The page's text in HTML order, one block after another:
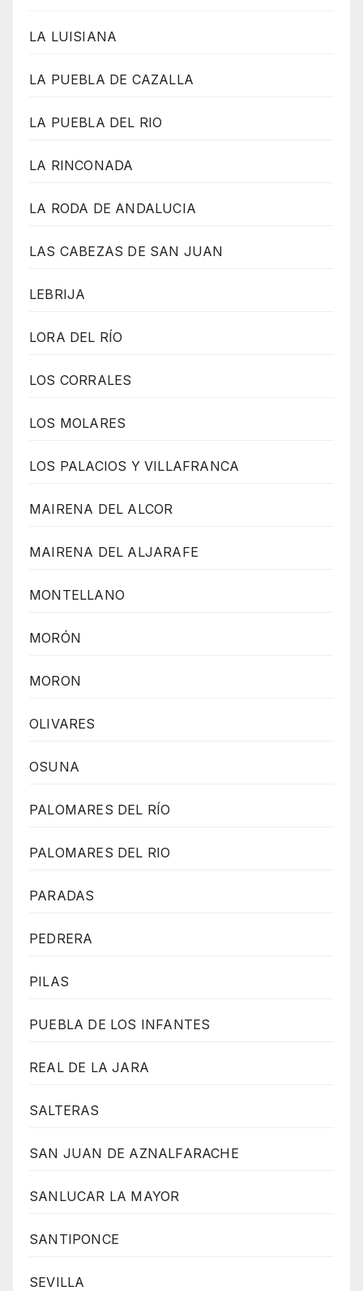
LA LUISIANA
LA PUEBLA DE CAZALLA
LA PUEBLA DEL RIO
LA RINCONADA
LA RODA DE ANDALUCIA
LAS CABEZAS DE SAN JUAN
LEBRIJA
LORA DEL RÍO
LOS CORRALES
LOS MOLARES
LOS PALACIOS Y VILLAFRANCA
MAIRENA DEL ALCOR
MAIRENA DEL ALJARAFE
MONTELLANO
MORÓN
MORON
OLIVARES
OSUNA
PALOMARES DEL RÍO
PALOMARES DEL RIO
PARADAS
PEDRERA
PILAS
PUEBLA DE LOS INFANTES
REAL DE LA JARA
SALTERAS
SAN JUAN DE AZNALFARACHE
SANLUCAR LA MAYOR
SANTIPONCE
SEVILLA